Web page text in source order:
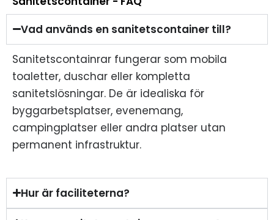
Vad används en sanitetscontainer till?
Sanitetscontainrar fungerar som mobila
toaletter, duschar eller kompletta
sanitetslösningar. De är idealiska för
byggarbetsplatser, evenemang,
campingplatser eller andra platser utan
permanent infrastruktur.
Hur är faciliteterna?